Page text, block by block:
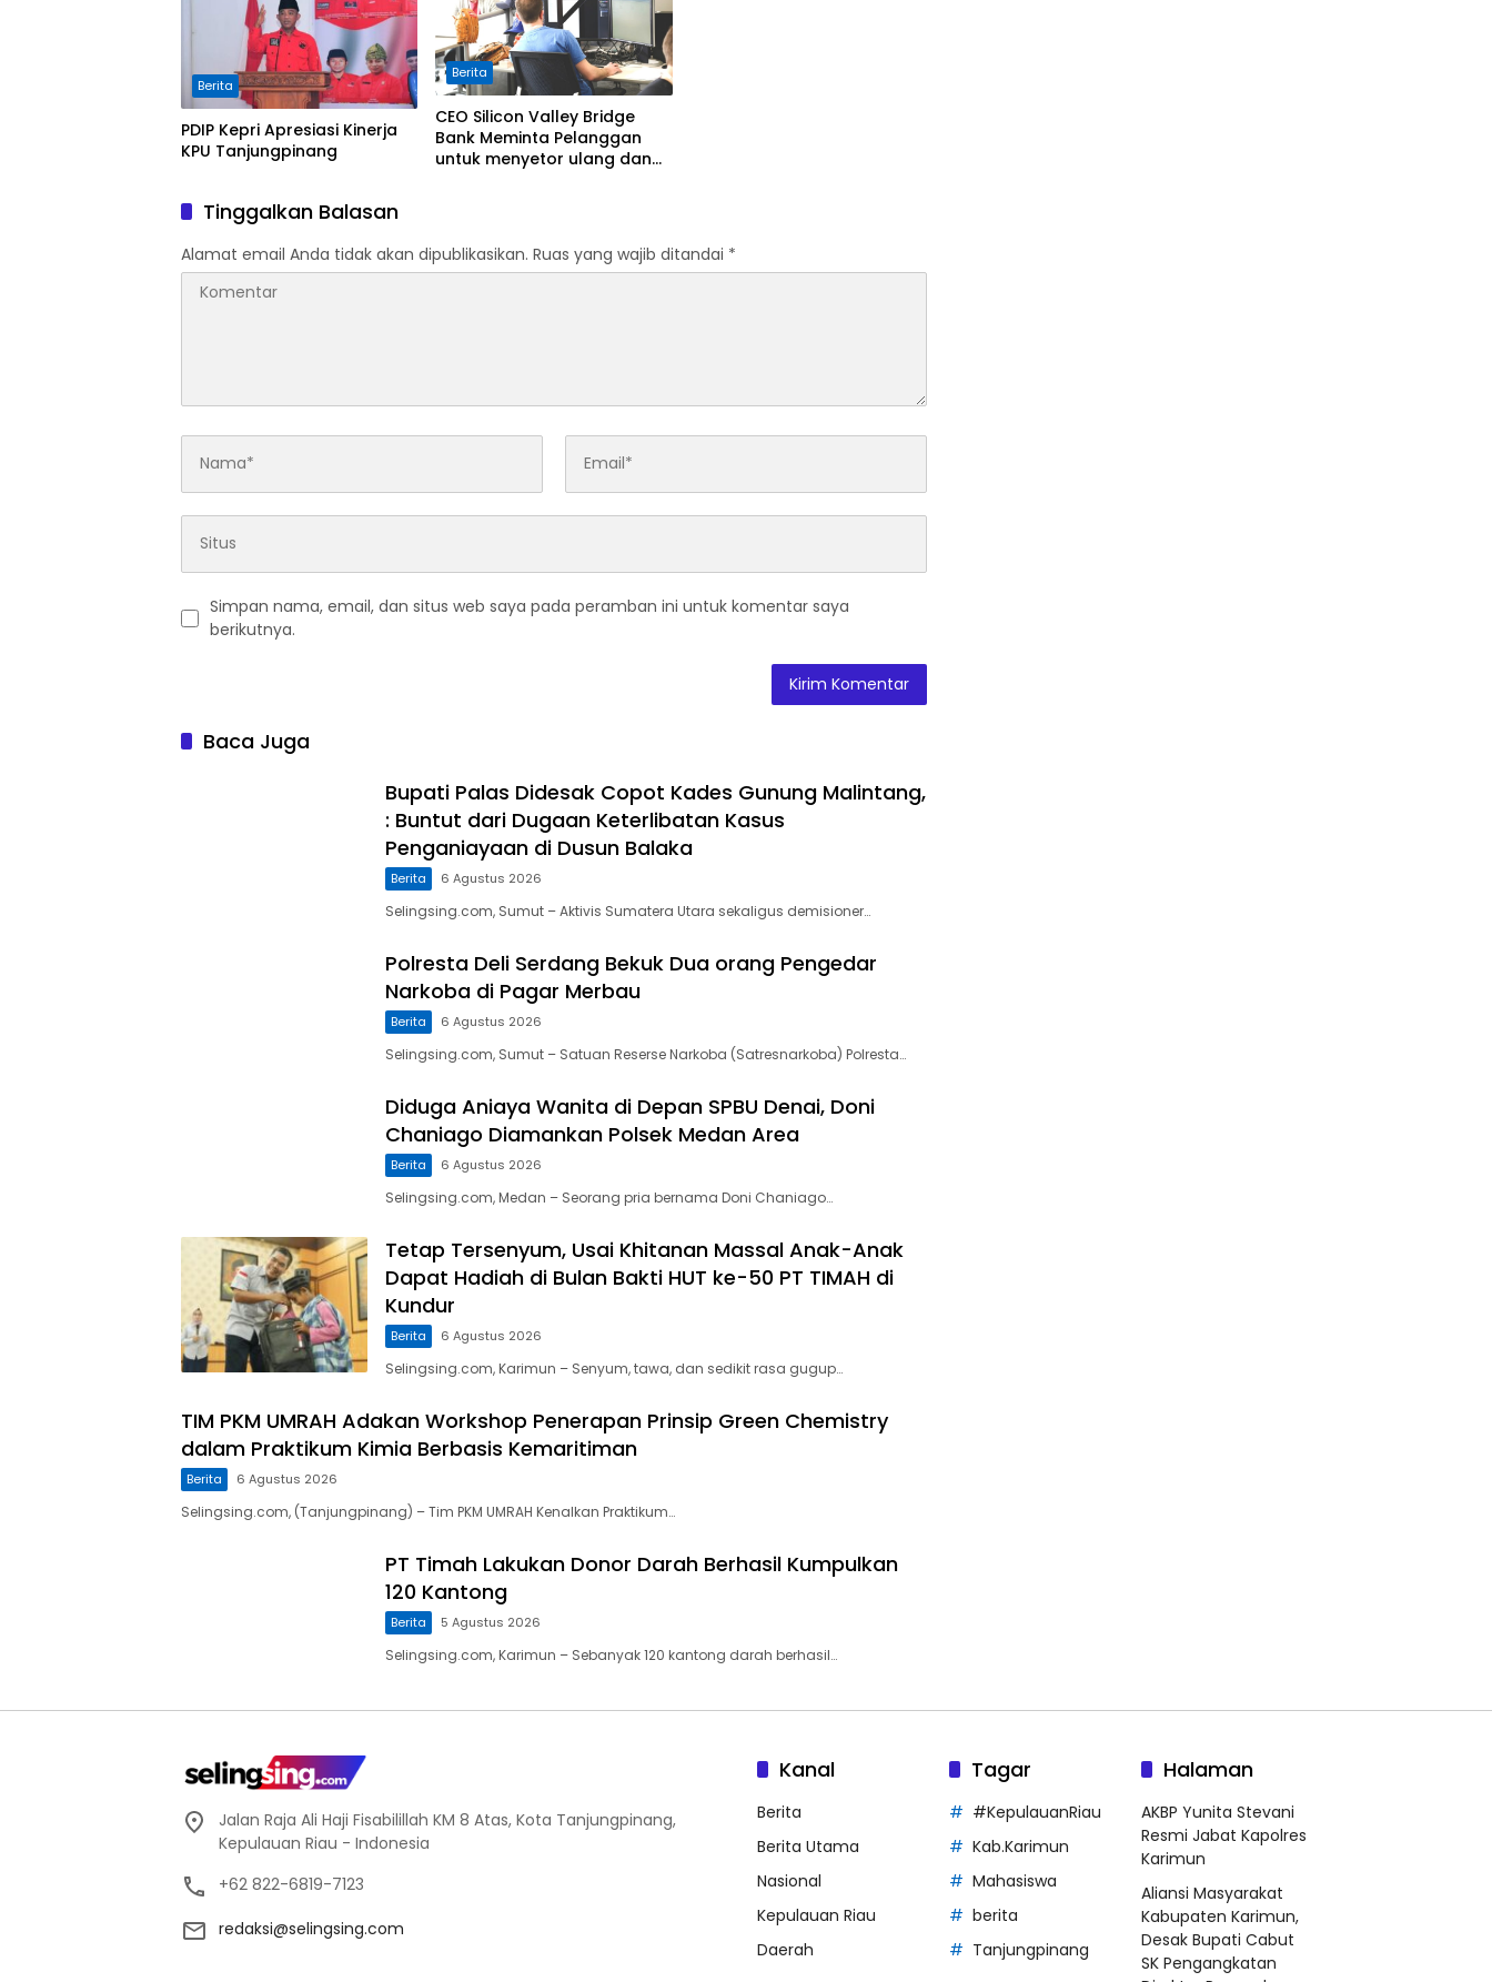
Berita
PDIP Kepri Apresiasi Kinerja
KPU Tanjungpinang
Berita
CEO Silicon Valley Bridge
Bank Meminta Pelanggan
untuk menyetor ulang dana
Tinggalkan Balasan
Alamat email Anda tidak akan dipublikasikan. Ruas yang wajib ditandai *
Simpan nama, email, dan situs web saya pada peramban ini untuk komentar saya
berikutnya.
Baca Juga
Bupati Palas Didesak Copot Kades Gunung Malintang,
: Buntut dari Dugaan Keterlibatan Kasus
Penganiayaan di Dusun Balaka
Berita 6 Agustus 2026
Selingsing.com, Sumut – Aktivis Sumatera Utara sekaligus demisioner…
Polresta Deli Serdang Bekuk Dua orang Pengedar
Narkoba di Pagar Merbau
Berita 6 Agustus 2026
Selingsing.com, Sumut – Satuan Reserse Narkoba (Satresnarkoba) Polresta…
Diduga Aniaya Wanita di Depan SPBU Denai, Doni
Chaniago Diamankan Polsek Medan Area
Berita 6 Agustus 2026
Selingsing.com, Medan – Seorang pria bernama Doni Chaniago…
Tetap Tersenyum, Usai Khitanan Massal Anak-Anak
Dapat Hadiah di Bulan Bakti HUT ke-50 PT TIMAH di
Kundur
Berita 6 Agustus 2026
Selingsing.com, Karimun – Senyum, tawa, dan sedikit rasa gugup…
TIM PKM UMRAH Adakan Workshop Penerapan Prinsip Green Chemistry
dalam Praktikum Kimia Berbasis Kemaritiman
Berita 6 Agustus 2026
Selingsing.com, (Tanjungpinang) – Tim PKM UMRAH Kenalkan Praktikum…
PT Timah Lakukan Donor Darah Berhasil Kumpulkan
120 Kantong
Berita 5 Agustus 2026
Selingsing.com, Karimun – Sebanyak 120 kantong darah berhasil…
Jalan Raja Ali Haji Fisabilillah KM 8 Atas, Kota Tanjungpinang,
Kepulauan Riau - Indonesia
+62 822-6819-7123
redaksi@selingsing.com
Kanal
Berita
Berita Utama
Nasional
Kepulauan Riau
Daerah
Tagar
#KepulauanRiau
Kab.Karimun
Mahasiswa
berita
Tanjungpinang
Halaman
AKBP Yunita Stevani
Resmi Jabat Kapolres
Karimun
Aliansi Masyarakat
Kabupaten Karimun,
Desak Bupati Cabut
SK Pengangkatan